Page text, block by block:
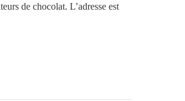
de chocolat. L’adresse est